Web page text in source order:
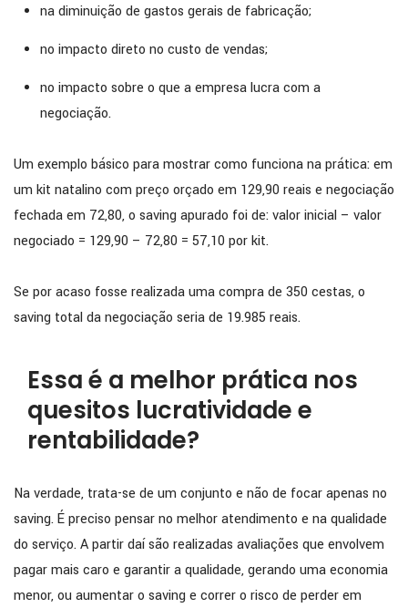
na diminuição de gastos gerais de fabricação;
no impacto direto no custo de vendas;
no impacto sobre o que a empresa lucra com a
negociação.
Um exemplo básico para mostrar como funciona na prática: em
um kit natalino com preço orçado em 129,90 reais e negociação
fechada em 72,80, o saving apurado foi de: valor inicial – valor
negociado = 129,90 – 72,80 = 57,10 por kit.
Se por acaso fosse realizada uma compra de 350 cestas, o
saving total da negociação seria de 19.985 reais.
Essa é a melhor prática nos
quesitos lucratividade e
rentabilidade?
Na verdade, trata-se de um conjunto e não de focar apenas no
saving. É preciso pensar no melhor atendimento e na qualidade
do serviço. A partir daí são realizadas avaliações que envolvem
pagar mais caro e garantir a qualidade, gerando uma economia
menor, ou aumentar o saving e correr o risco de perder em